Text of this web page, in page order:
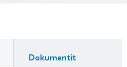
Dokumentit